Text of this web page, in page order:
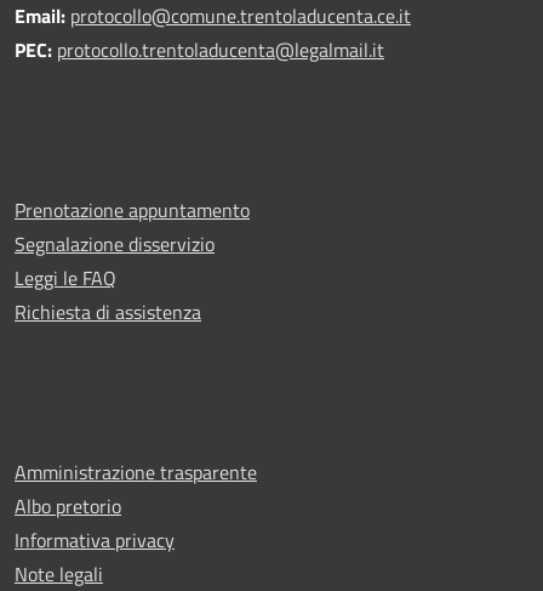
Email: protocollo@comune.trentoladucenta.ce.it
PEC: protocollo.trentoladucenta@legalmail.it
Prenotazione appuntamento
Segnalazione disservizio
Leggi le FAQ
Richiesta di assistenza
Amministrazione trasparente
Albo pretorio
Informativa privacy
Note legali